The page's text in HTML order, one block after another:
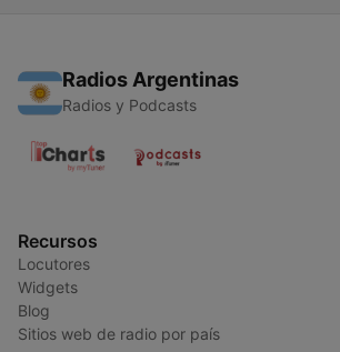
Radios Argentinas
Radios y Podcasts
Recursos
Locutores
Widgets
Blog
Sitios web de radio por país